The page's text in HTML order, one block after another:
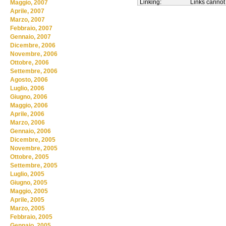
Linking:
Links
Maggio, 2007
Aprile, 2007
Marzo, 2007
Febbraio, 2007
Gennaio, 2007
Dicembre, 2006
Novembre, 2006
Ottobre, 2006
Settembre, 2006
Agosto, 2006
Luglio, 2006
Giugno, 2006
Maggio, 2006
Aprile, 2006
Marzo, 2006
Gennaio, 2006
Dicembre, 2005
Novembre, 2005
Ottobre, 2005
Settembre, 2005
Luglio, 2005
Giugno, 2005
Maggio, 2005
Aprile, 2005
Marzo, 2005
Febbraio, 2005